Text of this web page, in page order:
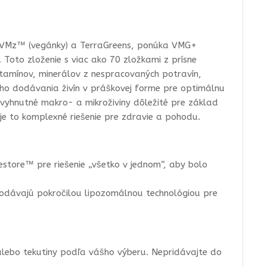
(vegánky) a TerraGreens, ponúka VMG+
zloženie s viac ako 70 zložkami z prísne
minerálov z nespracovaných potravín,
dodávania živín v práškovej forme pre optimálnu
makro- a mikroživiny dôležité pre základ
to komplexné riešenie pre zdravie a pohodu.
pre riešenie „všetko v jednom“, aby bolo
pokročilou lipozomálnou technológiou pre
tekutiny podľa vášho výberu. Nepridávajte do